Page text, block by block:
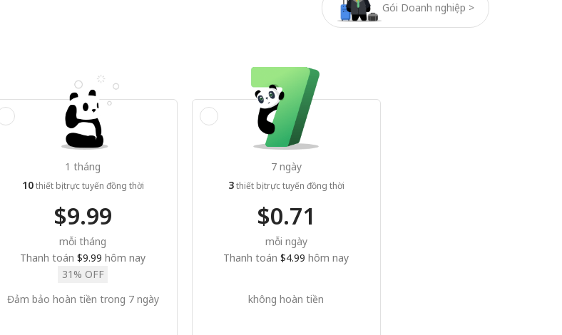
Gói Doanh nghiệp >
1 tháng
10thiết bị trực tuyến đồng thời
$9.99
mỗi tháng
Thanh toán $9.99 hôm nay
31% OFF
Đảm bảo hoàn tiền trong 7 ngày
7 ngày
3thiết bị trực tuyến đồng thời
$0.71
mỗi ngày
Thanh toán $4.99 hôm nay
không hoàn tiền